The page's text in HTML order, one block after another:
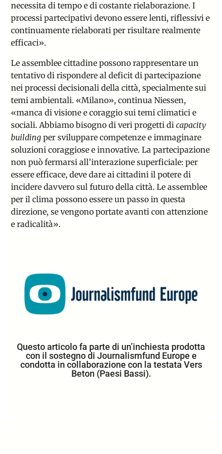
necessita di tempo e di costante rielaborazione. I
processi partecipativi devono essere lenti, riflessivi e
continuamente rielaborati per risultare realmente
efficaci».
Le assemblee cittadine possono rappresentare un
tentativo di rispondere al deficit di partecipazione
nei processi decisionali della città, specialmente sui
temi ambientali. «Milano», continua Niessen,
«manca di visione e coraggio sui temi climatici e
sociali. Abbiamo bisogno di veri progetti dicapacity
building per sviluppare competenze e immaginare
soluzioni coraggiose e innovative. La partecipazione
non può fermarsi all’interazione superficiale: per
essere efficace, deve dare ai cittadini il potere di
incidere davvero sul futuro della città. Le assemblee
per il clima possono essere un passo in questa
direzione, se vengono portate avanti con attenzione
e radicalità».
Questo articolo fa parte di un’inchiesta prodotta
con il sostegno di Journalismfund Europe e
condotta in collaborazione con la testata Vers
Beton (Paesi Bassi).